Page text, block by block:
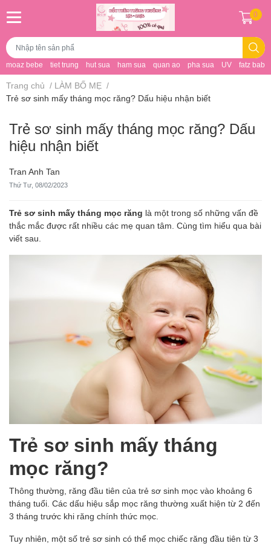
moaz bebe tiet trung hut sua ham sua quan ao pha sua UV fatz baby
0
Trang chủ / LÀM BỐ MẸ /
Trẻ sơ sinh mấy tháng mọc răng? Dấu hiệu nhận biết
Trẻ sơ sinh mấy tháng mọc răng? Dấu
hiệu nhận biết
Tran Anh Tan
Thứ Tư, 08/02/2023
Trẻ sơ sinh mấy tháng mọc răng là một trong số những vấn đề
thắc mắc được rất nhiều các mẹ quan tâm. Cùng tìm hiểu qua bài
viết sau.
Trẻ sơ sinh mấy tháng
mọc răng?
Thông thường, răng đầu tiên của trẻ sơ sinh mọc vào khoảng 6
tháng tuổi. Các dấu hiệu sắp mọc răng thường xuất hiện từ 2 đến
3 tháng trước khi răng chính thức mọc.
Tuy nhiên, một số trẻ sơ sinh có thể mọc chiếc răng đầu tiên từ 3